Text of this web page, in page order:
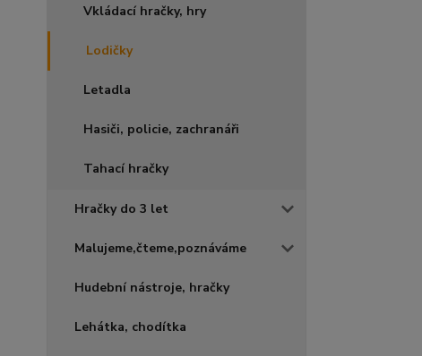
Vkládací hračky, hry
Lodičky
Letadla
Hasiči, policie, zachranáři
Tahací hračky
Hračky do 3 let
Malujeme,čteme,poznáváme
Hudební nástroje, hračky
Lehátka, chodítka